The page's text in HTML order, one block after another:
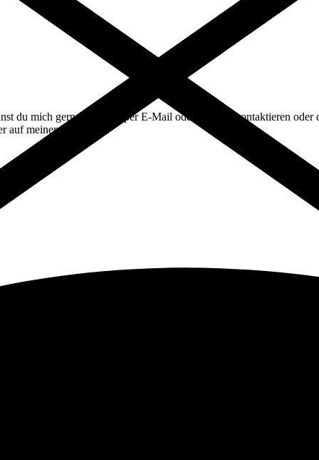
du mich gerne jederzeit per E-Mail oder Telefon kontaktieren
auf meinem Blog!